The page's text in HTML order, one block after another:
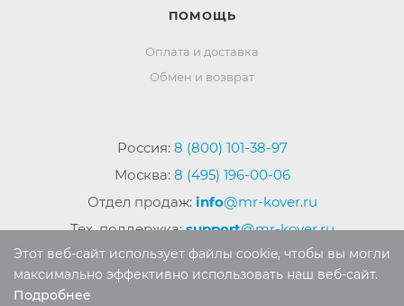
ПОМОЩЬ
Оплата и доставка
Обмен и возврат
Россия: 8 (800) 101-38-97
Москва: 8 (495) 196-00-06
Отдел продаж: info@mr-kover.ru
Тех. поддержка:support@mr-kover.ru
Этот веб-сайт использует файлы cookie, чтобы вы могли
максимально эффективно использовать наш веб-сайт.
Подробнее